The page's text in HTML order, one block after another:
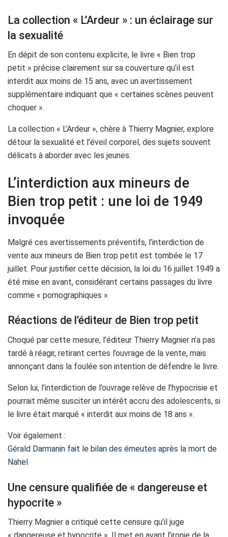
La collection « L’Ardeur » : un éclairage sur
la sexualité
En dépit de son contenu explicite, le livre « Bien trop
petit » précise clairement sur sa couverture qu’il est
interdit aux moins de 15 ans, avec un avertissement
supplémentaire indiquant que « certaines scènes peuvent
choquer ».
La collection « L’Ardeur », chère à Thierry Magnier, explore
détour la sexualité et l’éveil corporel, des sujets souvent
délicats à aborder avec les jeunes.
L’interdiction aux mineurs de
Bien trop petit : une loi de 1949
invoquée
Malgré ces avertissements préventifs, l’interdiction de
vente aux mineurs de Bien trop petit est tombée le 17
juillet. Pour justifier cette décision, la loi du 16 juillet 1949 a
été mise en avant, considérant certains passages du livre
comme « pornographiques ».
Réactions de l’éditeur de Bien trop petit
Choqué par cette mesure, l’éditeur Thierry Magnier n’a pas
tardé à réagir, retirant certes l’ouvrage de la vente, mais
annonçant dans la foulée son intention de défendre le livre.
Selon lui, l’interdiction de l’ouvrage relève de l’hypocrisie et
pourrait même susciter un intérêt accru des adolescents, si
le livre était marqué « interdit aux moins de 18 ans ».
Voir également :
Gérald Darmanin fait le bilan des émeutes après la mort de
Nahel
Une censure qualifiée de « dangereuse et
hypocrite »
Thierry Magnier a critiqué cette censure qu’il juge